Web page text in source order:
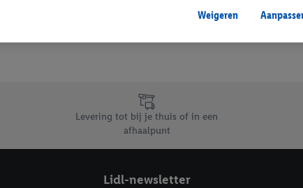
Levering tot bij je thuis of in een
afhaalpunt
Lidl-newsletter
kunnen advertenties in het kader van retargeting, d.w.z. advertenties
door het product in de webshop aan uw winkelmandje
apparaten en verschillende Lidl-diensten worden
individuele doeleinden toestaan en meer informatie vinden over de
kunt u alleen het gebruik van de noodzakelijke technologieën
u in met alle verwerkingen voor alle bovengenoemde doeleinden.
Weigeren